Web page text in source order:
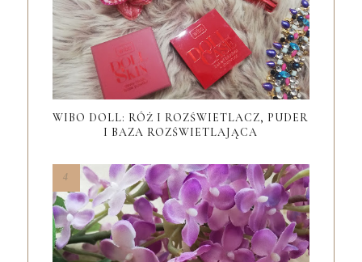
WIBO DOLL: RÓŻ I ROZŚWIETLACZ, PUDER
I BAZA ROZŚWIETLAJĄCA